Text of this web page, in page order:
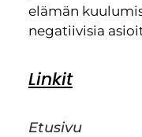
elämän
negatiivisia
Linkit
Etusivu